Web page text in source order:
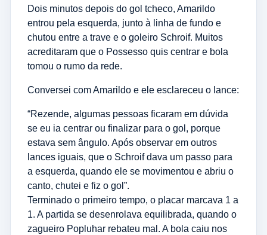
Dois minutos depois do gol tcheco, Amarildo
entrou pela esquerda, junto à linha de fundo e
chutou entre a trave e o goleiro Schroif. Muitos
acreditaram que o Possesso quis centrar e bola
tomou o rumo da rede.
Conversei com Amarildo e ele esclareceu o lance:
“Rezende, algumas pessoas ficaram em dúvida
se eu ia centrar ou finalizar para o gol, porque
estava sem ângulo. Após observar em outros
lances iguais, que o Schroif dava um passo para
a esquerda, quando ele se movimentou e abriu o
canto, chutei e fiz o gol”.
Terminado o primeiro tempo, o placar marcava 1 a
1. A partida se desenrolava equilibrada, quando o
zagueiro Popluhar rebateu mal. A bola caiu nos